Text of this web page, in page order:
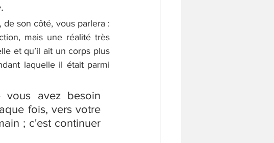
son côté, vous parlera :
mais une réalité très
et qu’il ait un corps plus
laquelle il était parmi
vous avez besoin
; c'est continuer